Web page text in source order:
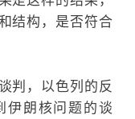
结构，是否符合
判，以色列的反
伊朗核问题的谈